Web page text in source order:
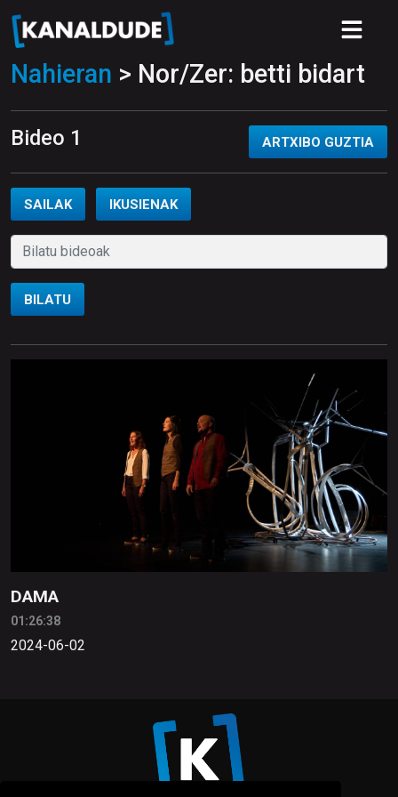
Nahieran > Nor/Zer: betti bidart
Bideo 1 ARTXIBO GUZTIA
SAILAK IKUSIENAK
BILATU
DAMA
01:26:38
2024-06-02